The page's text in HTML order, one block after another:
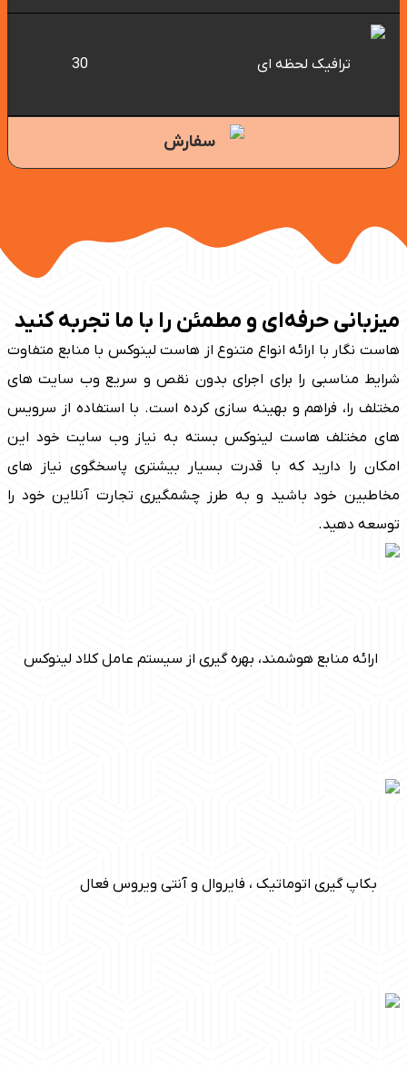
ترافیک لحظه ای
سفارش
حرفه‌ای و مطمئن را با ما تجربه کنید
نگار با ارائه انواع متنوع از هاست لینوکس با منابع متفاوت
مناسبی را برای اجرای بدون نقص و سریع وب سایت های
را، فراهم و بهینه سازی کرده است. با استفاده از سرویس
مختلف هاست لینوکس بسته به نیاز وب سایت خود این
را دارید که با قدرت بسیار بیشتری پاسخگوی نیاز های
خود باشید و به طرز چشمگیری تجارت آنلاین خود را
دهید.
ارائه منابع هوشمند، بهره گیری از سیستم عامل کلاد لینوکس
بکاپ گیری اتوماتیک ، فایروال و آنتی ویروس فعال